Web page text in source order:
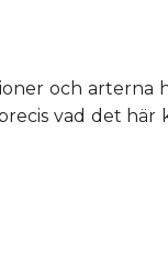
och arterna
vad det här